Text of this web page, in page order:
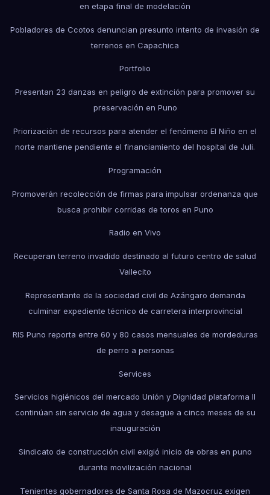
en etapa final de modelación
Pobladores de Ccotos denuncian presunto intento de invasión de
terrenos en Capachica
Portfolio
Presentan 23 danzas en peligro de extinción para promover su
preservación en Puno
Priorización de recursos para atender el fenómeno El Niño en el
norte mantiene pendiente el financiamiento del hospital de Juli.
Programación
Promoverán recolección de firmas para impulsar ordenanza que
busca prohibir corridas de toros en Puno
Radio en Vivo
Recuperan terreno invadido destinado al futuro centro de salud
Vallecito
Representante de la sociedad civil de Azángaro demanda
culminar expediente técnico de carretera interprovincial
RIS Puno reporta entre 60 y 80 casos mensuales de mordeduras
de perro a personas
Services
Servicios higiénicos del mercado Unión y Dignidad plataforma II
continúan sin servicio de agua y desagüe a cinco meses de su
inauguración
Sindicato de construcción civil exigió inicio de obras en puno
durante movilización nacional
Tenientes gobernadores de Santa Rosa de Mazocruz exigen